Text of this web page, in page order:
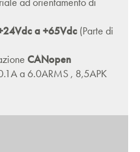
a +65Vdc (Parte di
CANopen
a 6.0ARMS , 8,5APK